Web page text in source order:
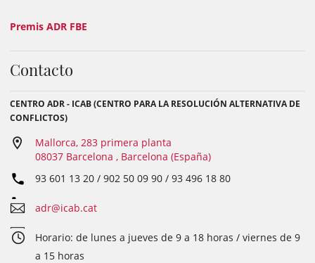
Premis ADR FBE
Contacto
CENTRO ADR - ICAB (CENTRO PARA LA RESOLUCIÓN ALTERNATIVA DE
CONFLICTOS)
Mallorca, 283 primera planta
08037 Barcelona , Barcelona (España)
93 601 13 20 / 902 50 09 90 / 93 496 18 80
adr@icab.cat
Horario: de lunes a jueves de 9 a 18 horas / viernes de 9
a 15 horas